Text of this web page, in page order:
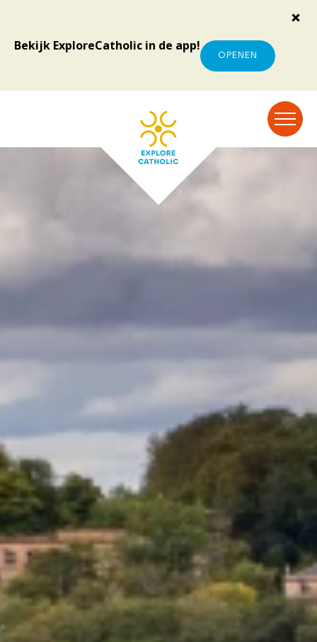
Bekijk ExploreCatholic in de app!
OPENEN